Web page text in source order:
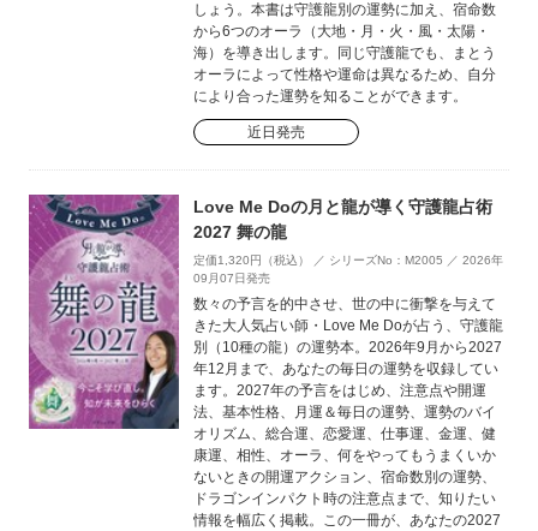
しょう。本書は守護龍別の運勢に加え、宿命数
から6つのオーラ（大地・月・火・風・太陽・
海）を導き出します。同じ守護龍でも、まとう
オーラによって性格や運命は異なるため、自分
により合った運勢を知ることができます。
近日発売
Love Me Doの月と龍が導く守護龍占術
2027 舞の龍
定価1,320円（税込） ／ シリーズNo：M2005 ／ 2026年
09月07日発売
数々の予言を的中させ、世の中に衝撃を与えて
きた大人気占い師・Love Me Doが占う、守護龍
別（10種の龍）の運勢本。2026年9月から2027
年12月まで、あなたの毎日の運勢を収録してい
ます。2027年の予言をはじめ、注意点や開運
法、基本性格、月運＆毎日の運勢、運勢のバイ
オリズム、総合運、恋愛運、仕事運、金運、健
康運、相性、オーラ、何をやってもうまくいか
ないときの開運アクション、宿命数別の運勢、
ドラゴンインパクト時の注意点まで、知りたい
情報を幅広く掲載。この一冊が、あなたの2027